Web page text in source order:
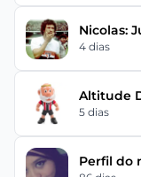
Nicolas:
4 dias
Altitude
5 dias
Perfil do